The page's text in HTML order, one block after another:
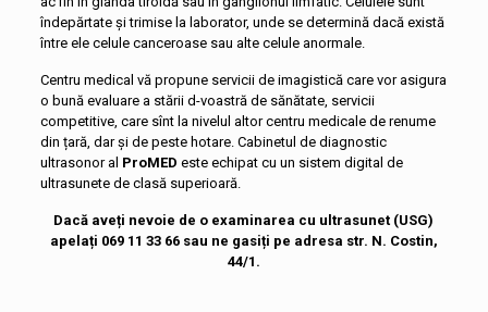
îndepărtate și trimise la laborator, unde se determină dacă există
între ele celule canceroase sau alte celule anormale.
Centru medical vă propune servicii de imagistică care vor asigura
o bună evaluare a stării d-voastră de sănătate, servicii
competitive, care sînt la nivelul altor centru medicale de renume
din țară, dar și de peste hotare. Cabinetul de diagnostic
ultrasonor al ProMED este echipat cu un sistem digital de
ultrasunete de clasă superioară.
Dacă aveți nevoie de o examinarea cu ultrasunet (USG)
apelați 069 11 33 66 sau ne gasiți pe adresa str. N. Costin,
44/1.